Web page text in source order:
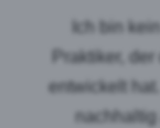
Ich bin
Praktiker,
entwickelt